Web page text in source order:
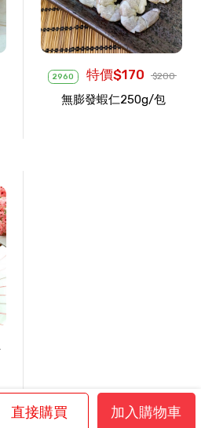
2960 特價$170 $200
無膨發蝦仁250g/包